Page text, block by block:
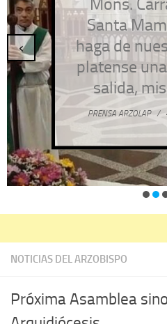
Santa
haga de
platense
salida,
PRENSA ARZOLAP /
‹
NOTICIAS DEL ARZOBISPO
Próxima Asamblea